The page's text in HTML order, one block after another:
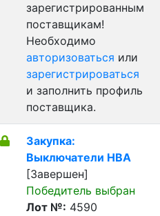
зарегистрированным
поставщикам!
Необходимо
авторизоваться или
зарегистрироваться
и заполнить профиль
поставщика.
Закупка:
Выключатели НВА
[Завершен]
Победитель выбран
Лот №: 4590